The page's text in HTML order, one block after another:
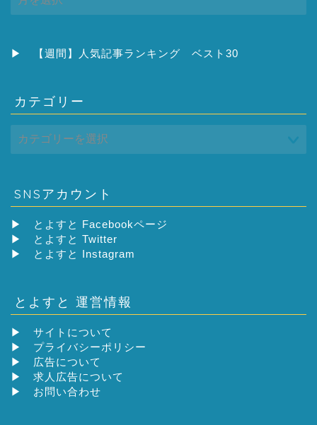
ー
ブ
▶ 【週間】人気記事ランキング ベスト30
カテゴリー
SNSアカウント
▶
とよすと Facebookページ
▶
とよすと Twitter
▶
とよすと Instagram
とよすと 運営情報
▶ サイトについて
▶ プライバシーポリシー
▶ 広告について
▶ 求人広告について
▶ お問い合わせ